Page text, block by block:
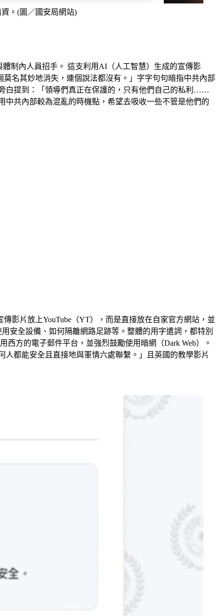
。(圖／國安局網站)
制內人員招手。 這支利用AI（人工智慧）生成的宣傳影
名其妙地消失，連個說法都沒有。」字字句句暗指中共內部
白提到：「領導們真正在保護的，只有他們自己的私利……
共內部較為混亂的時機點，希望去吸收一些不管是他們的
影片放上YouTube（YT），而是直接放在自家官方網站，並
安全設備、如何隔離網路足跡等。整體的用字遣詞，都特別
方的電子郵件平台，並強烈鼓勵使用暗網（Dark Web）。
人都能安全且直接地與軍情六處聯繫。」且英國的教學影片